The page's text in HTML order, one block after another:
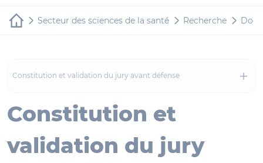
Secteur des sciences de la santé Recherche
Constitution et validation du jury avant défense
Constitution et
validation du jury